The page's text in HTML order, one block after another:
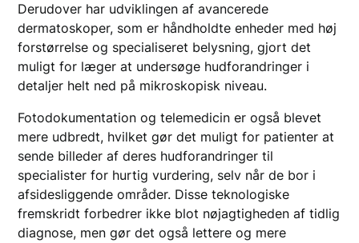
Derudover har udviklingen af avancerede
dermatoskoper, som er håndholdte enheder med høj
forstørrelse og specialiseret belysning, gjort det
muligt for læger at undersøge hudforandringer i
detaljer helt ned på mikroskopisk niveau.
Fotodokumentation og telemedicin er også blevet
mere udbredt, hvilket gør det muligt for patienter at
sende billeder af deres hudforandringer til
specialister for hurtig vurdering, selv når de bor i
afsidesliggende områder. Disse teknologiske
fremskridt forbedrer ikke blot nøjagtigheden af tidlig
diagnose, men gør det også lettere og mere